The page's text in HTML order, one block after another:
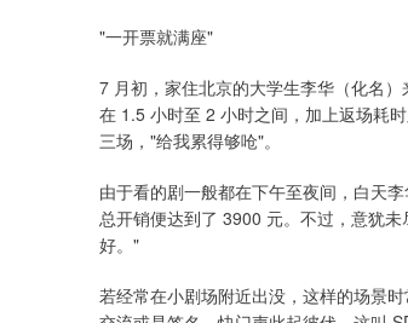
"一开票就满座"
7 月初，家住北京的大学生李华（化名
在 1.5 小时至 2 小时之间，加上返场耗
三场，"给我累得够呛"。
由于看的剧一般都在下午至夜间，白天
总开销便达到了 3900 元。不过，意犹
好。"
若经常在小剧场附近出没，这样的场景